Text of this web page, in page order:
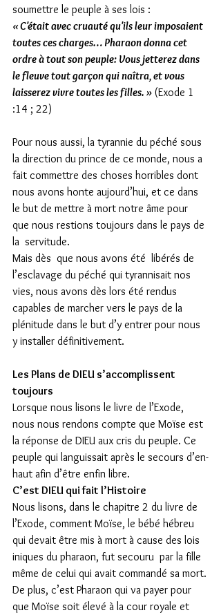
soumettre le peuple à ses lois :
« C'était avec cruauté qu'ils leur imposaient
toutes ces charges… Pharaon donna cet
ordre à tout son peuple: Vous jetterez dans
le fleuve tout garçon qui naîtra, et vous
laisserez vivre toutes les filles. » (Exode 1
:14 ; 22)
Pour nous aussi, la tyrannie du péché sous
la direction du prince de ce monde, nous a
fait commettre des choses horribles dont
nous avons honte aujourd’hui, et ce dans
le but de mettre à mort notre âme pour
que nous restions toujours dans le pays de
la  servitude.
Mais dès  que nous avons été  libérés de
l’esclavage du péché qui tyrannisait nos
vies, nous avons dès lors été rendus
capables de marcher vers le pays de la
plénitude dans le but d’y entrer pour nous
y installer définitivement.
Les Plans de DIEU s’accomplissent
toujours
Lorsque nous lisons le livre de l’Exode,
nous nous rendons compte que Moïse est
la réponse de DIEU aux cris du peuple. Ce
peuple qui languissait après le secours d’en-
haut afin d’être enfin libre.
C’est DIEU qui fait l’Histoire
Nous lisons, dans le chapitre 2 du livre de
l’Exode, comment Moïse, le bébé hébreu
qui devait être mis à mort à cause des lois
iniques du pharaon, fut secouru  par la fille
même de celui qui avait commandé sa mort.
De plus, c’est Pharaon qui va payer pour
que Moïse soit élevé à la cour royale et